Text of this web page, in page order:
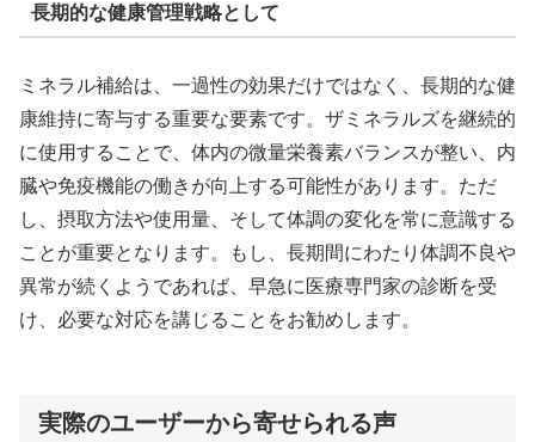
長期的な健康管理戦略として
ミネラル補給は、一過性の効果だけではなく、長期的な健
康維持に寄与する重要な要素です。ザミネラルズを継続的
に使用することで、体内の微量栄養素バランスが整い、内
臓や免疫機能の働きが向上する可能性があります。ただ
し、摂取方法や使用量、そして体調の変化を常に意識する
ことが重要となります。もし、長期間にわたり体調不良や
異常が続くようであれば、早急に医療専門家の診断を受
け、必要な対応を講じることをお勧めします。
実際のユーザーから寄せられる声